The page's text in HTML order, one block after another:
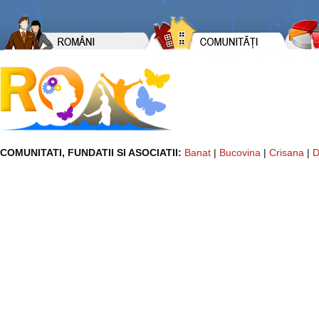
COMUNITATI, FUNDATII SI ASOCIATII: Banat | Bucovina | Crisana |